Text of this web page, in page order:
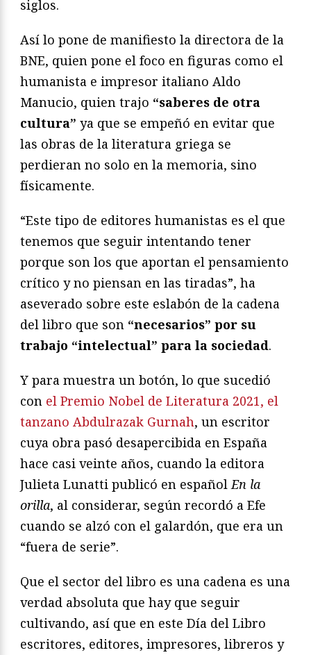
siglos.
Así lo pone de manifiesto la directora de la
BNE, quien pone el foco en figuras como el
humanista e impresor italiano Aldo
Manucio, quien trajo “saberes de otra
cultura” ya que se empeñó en evitar que
las obras de la literatura griega se
perdieran no solo en la memoria, sino
físicamente.
“Este tipo de editores humanistas es el que
tenemos que seguir intentando tener
porque son los que aportan el pensamiento
crítico y no piensan en las tiradas”, ha
aseverado sobre este eslabón de la cadena
del libro que son “necesarios” por su
trabajo “intelectual” para la sociedad.
Y para muestra un botón, lo que sucedió
con el Premio Nobel de Literatura 2021, el
tanzano Abdulrazak Gurnah, un escritor
cuya obra pasó desapercibida en España
hace casi veinte años, cuando la editora
Julieta Lunatti publicó en españolEn la
orilla, al considerar, según recordó a Efe
cuando se alzó con el galardón, que era un
“fuera de serie”.
Que el sector del libro es una cadena es una
verdad absoluta que hay que seguir
cultivando, así que en este Día del Libro
escritores, editores, impresores, libreros y